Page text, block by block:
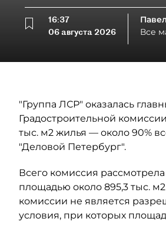
16:37
06 августа 2026
Все
"Группа ЛСР" оказалась
Градостроительной
тыс. м2 жилья — около 90%
"Деловой Петербург".
Всего комиссия
площадью около 895,3 тыс.
комиссии не является
условия, при которых